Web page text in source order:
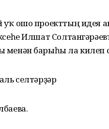
ошо проекттың идея
Илшат
менән барыһы ла килеп
селтәрҙәр